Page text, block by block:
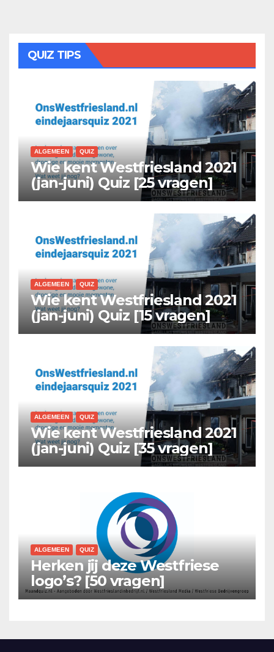
QUIZ TIPS
ALGEMEEN QUIZ
Wie kent Westfriesland 2021
(jan-juni) Quiz [25 vragen]
ALGEMEEN QUIZ
Wie kent Westfriesland 2021
(jan-juni) Quiz [15 vragen]
ALGEMEEN QUIZ
Wie kent Westfriesland 2021
(jan-juni) Quiz [35 vragen]
ALGEMEEN QUIZ
Herken jij deze Westfriese
logo’s? [50 vragen]